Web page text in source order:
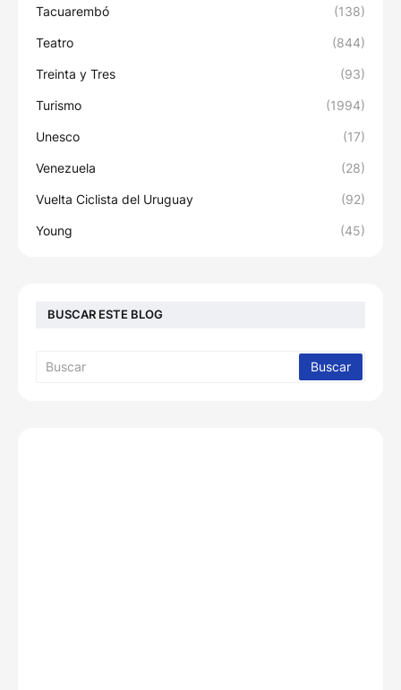
Tacuarembó (138)
Teatro (844)
Treinta y Tres (93)
Turismo (1994)
Unesco (17)
Venezuela (28)
Vuelta Ciclista del Uruguay (92)
Young (45)
BUSCAR ESTE BLOG